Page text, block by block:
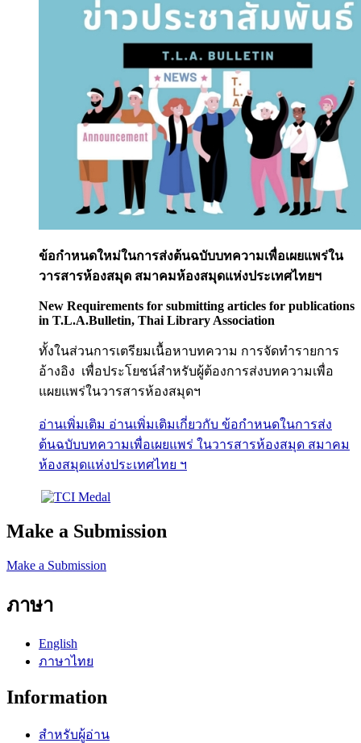
ข้อกำหนดใหม่ในการส่งต้นฉบับบทความเพื่อเผยแพร่ใน
วารสารห้องสมุด สมาคมห้องสมุดแห่งประเทศไทยฯ
New Requirements for submitting articles for publications
in T.L.A.Bulletin, Thai Library Association
ทั้งในส่วนการเตรียมเนื้อหาบทความ การจัดทำรายการ
อ้างอิง เพื่อประโยชน์สำหรับผู้ต้องการส่งบทความเพื่อ
แผยแพร่ในวารสารห้องสมุดฯ
อ่านเพิ่มเติม อ่านเพิ่มเติมเกี่ยวกับ ข้อกำหนดในการส่ง
ต้นฉบับบทความเพื่อเผยแพร่ ในวารสารห้องสมุด สมาคม
ห้องสมุดแห่งประเทศไทย ฯ
Make a Submission
Make a Submission
ภาษา
English
ภาษาไทย
Information
สำหรับผู้อ่าน